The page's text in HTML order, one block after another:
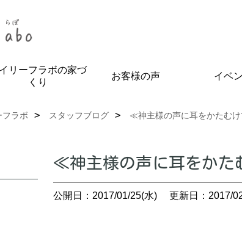
リーフラボの家づ
くり
お客様の声 イベ
ラボ スタッフブログ ≪神主様の声に耳をかたむ
≪神主様の声に耳をかた
公開日：2017/01/25(水) 更新日：2017/